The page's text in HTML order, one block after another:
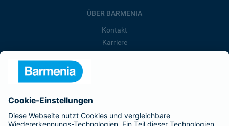
ÜBER BARMENIA
Kontakt
Karriere
Barmenia ist Teil der BarmeniaGothaer